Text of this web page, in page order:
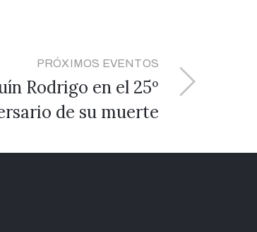
PRÓXIMOS EVENTOS
Rodrigo en el 25º
de su muerte